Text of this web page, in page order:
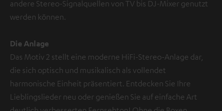
andere Stereo-Signalquellen von TV bis DJ-Mixer genutzt
werden können.
Die Anlage
Das Motiv 2 stellt eine moderne HiFi-Stereo-Anlage dar,
die sich optisch und musikalisch als vollendet
harmonische Einheit präsentiert. Entdecken Sie Ihre
Lieblingslieder neu oder genießen Sie auf einfache Art